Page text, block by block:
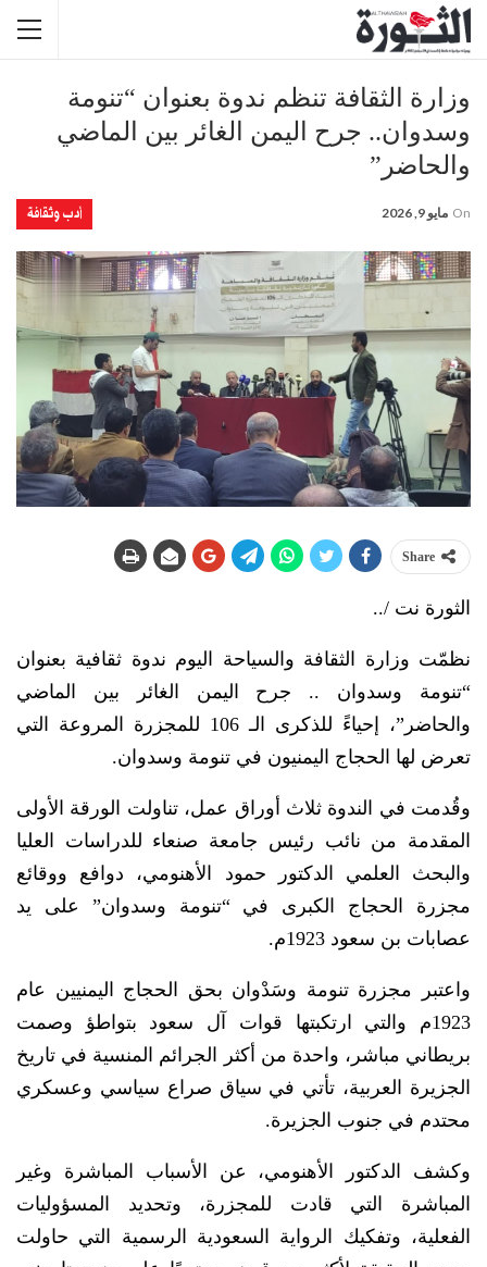
وزارة الثقافة تنظم ندوة بعنوان “تنومة
وسدوان.. جرح اليمن الغائر بين الماضي
والحاضر”
أدب وثقافة On مايو 9, 2026
Share
الثورة نت /..
نظمّت وزارة الثقافة والسياحة اليوم ندوة ثقافية بعنوان
“تنومة وسدوان .. جرح اليمن الغائر بين الماضي
والحاضر”، إحياءً للذكرى الـ 106 للمجزرة المروعة التي
تعرض لها الحجاج اليمنيون في تنومة وسدوان.
وقُدمت في الندوة ثلاث أوراق عمل، تناولت الورقة الأولى
المقدمة من نائب رئيس جامعة صنعاء للدراسات العليا
والبحث العلمي الدكتور حمود الأهنومي، دوافع ووقائع
مجزرة الحجاج الكبرى في “تنومة وسدوان” على يد
عصابات بن سعود 1923م.
واعتبر مجزرة تنومة وسَدْوان بحق الحجاج اليمنيين عام
1923م والتي ارتكبتها قوات آل سعود بتواطؤ وصمت
بريطاني مباشر، واحدة من أكثر الجرائم المنسية في تاريخ
الجزيرة العربية، تأتي في سياق صراع سياسي وعسكري
محتدم في جنوب الجزيرة.
وكشف الدكتور الأهنومي، عن الأسباب المباشرة وغير
المباشرة التي قادت للمجزرة، وتحديد المسؤوليات
الفعلية، وتفكيك الرواية السعودية الرسمية التي حاولت